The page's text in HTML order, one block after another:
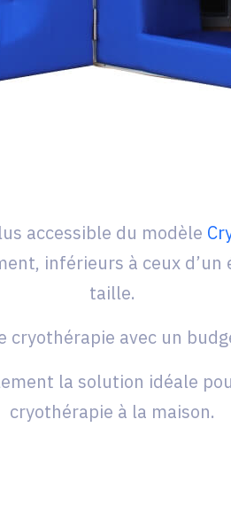
accessible du modèle
inférieurs à ceux
taille.
avec un
la solution idéale
cryothérapie à la maison.